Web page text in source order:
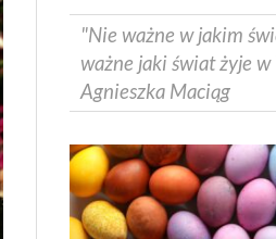
"Nie ważne w jakim
ważne jaki świat żyje w
Agnieszka Maciąg